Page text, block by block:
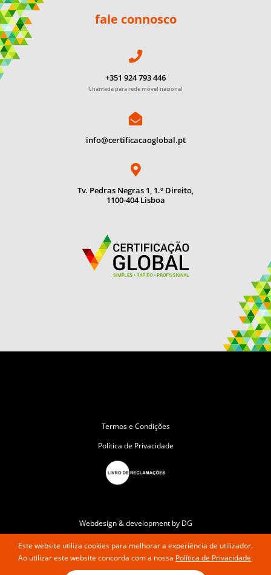
fale connosco
+351 924 793 446
Chamada para rede móvel nacional
info@certificacaoglobal.pt
Tv. Pedras Negras 1, 1.º Direito,
1100-404 Lisboa
Termos e Condições
Política de Privacidade
Webdesign & development by DG
Este website utiliza cookies para melhorar a experiência de utilizador.
Ao utilizar este website concorda com a nossa Política de Privacidade.